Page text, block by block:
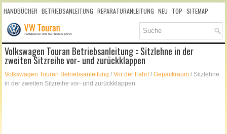
HANDBÜCHER BETRIEBSANLEITUNG REPARATURANLEITUNG NEU TOP SITEMAP
SUCHLAUF
Volkswagen Touran Betriebsanleitung :: Sitzlehne in der
zweiten Sitzreihe vor- und zurückklappen
Volkswagen Touran Betriebsanleitung /Vor der Fahrt/Gepäckraum / Sitzlehne
in der zweiten Sitzreihe vor- und zurückklappen